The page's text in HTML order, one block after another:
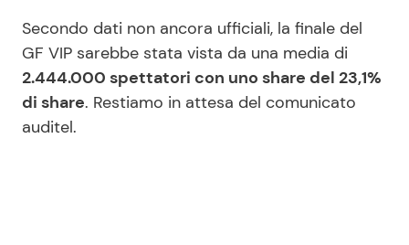
Secondo dati non ancora ufficiali, la finale del
GF VIP sarebbe stata vista da una media di
2.444.000 spettatori con uno share del 23,1%
di share. Restiamo in attesa del comunicato
auditel.